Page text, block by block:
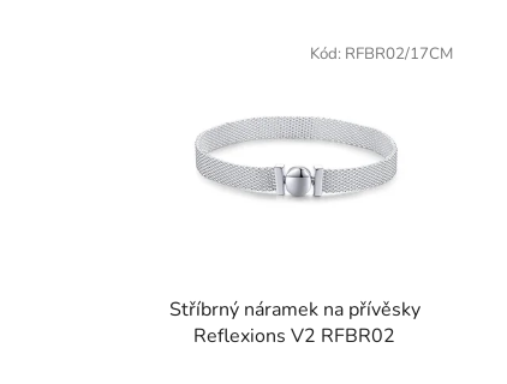
Stříbrný náramek na přívěsky
Reflexions V2 RFBR02
Kód: RFBR02/17CM